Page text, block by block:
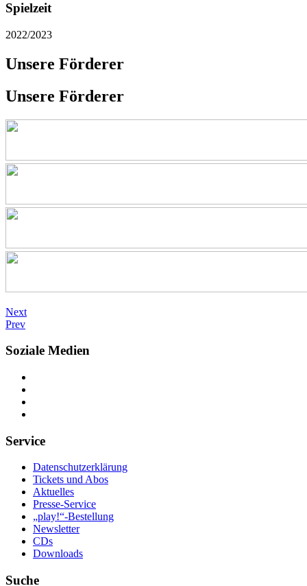
Spielzeit
2022/2023
Unsere Förderer
Unsere Förderer
Next
Prev
Soziale Medien
Service
Datenschutzerklärung
Tickets und Abos
Aktuelles
Presse-Service
„play!“-Bestellung
Newsletter
CDs
Downloads
Suche